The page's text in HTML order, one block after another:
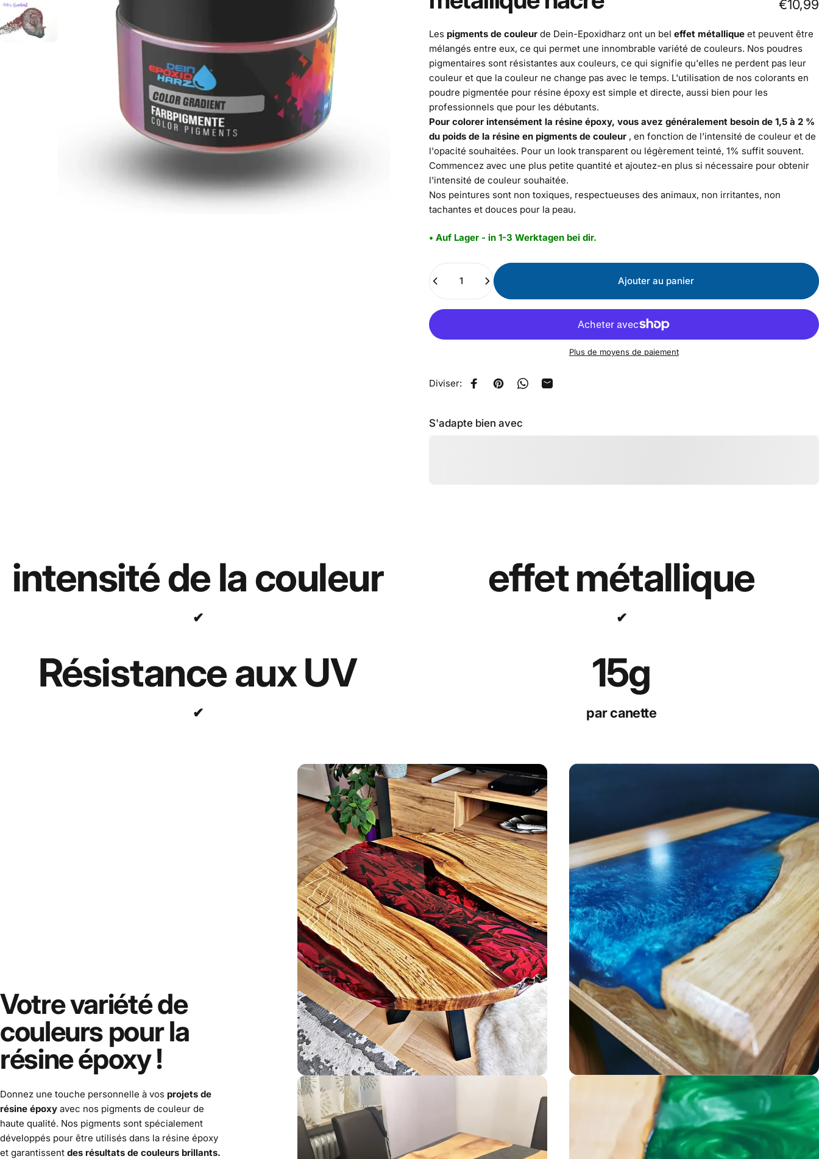
€10,99
Les pigments de couleurde Dein-Epoxidharz ont un bel effet métalliqueet peuvent être
mélangés entre eux, ce qui permet une innombrable variété de couleurs. Nos poudres
pigmentaires sont résistantes aux couleurs, ce qui signifie qu'elles ne perdent pas leur
couleur et que la couleur ne change pas avec le temps. L'utilisation de nos colorants en
poudre pigmentée pour résine époxy est simple et directe, aussi bien pour les
professionnels que pour les débutants.
Pour colorer intensément la résine époxy, vous avez généralement besoin de 1,5 à 2 %
du poids de la résine en pigments de couleur, en fonction de l'intensité de couleur et de
l'opacité souhaitées. Pour un look transparent ou légèrement teinté, 1% suffit souvent.
Commencez avec une plus petite quantité et ajoutez-en plus si nécessaire pour obtenir
l'intensité de couleur souhaitée.
Nos peintures sont non toxiques, respectueuses des animaux, non irritantes, non
tachantes et douces pour la peau.
• Auf Lager - in 1-3 Werktagen bei dir.
Quantité
Ajouter au panier
Plus de moyens de paiement
Diviser: Partager sur Facebook
Épingler sur Pinterest
Partager sur WhatsApp
Partager par Email
S'adapte bien avec
intensité de la couleur
✔
effet métallique
✔
Résistance aux UV
✔
15g
par canette
Votre variété de
couleurs pourla
résine époxy !
Donnez une touche personnelle à vos projets de
résine époxy avec nos pigments de couleur de
haute qualité. Nos pigments sont spécialement
développés pour être utilisés dans la résine époxy
et garantissent des résultats de couleurs brillants.